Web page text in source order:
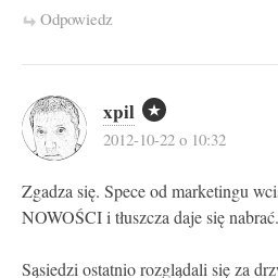
Odpowiedz
xpil
2012-10-22 o 10:32
Zgadza się. Spece od marketingu
NOWOŚCI i tłuszcza daje się nabrać.
Sąsiedzi ostatnio rozglądali się za